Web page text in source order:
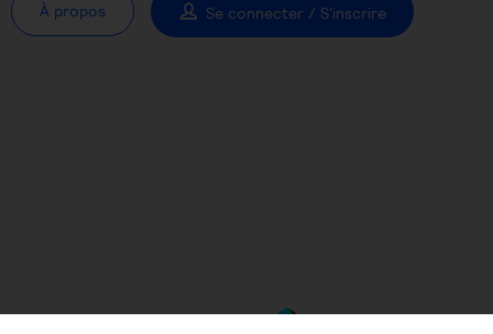
À propos Se connecter / S'inscrire